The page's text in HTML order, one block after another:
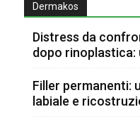
Dermakos
Distress da
dopo rinoplastica:
Filler permanenti:
labiale e